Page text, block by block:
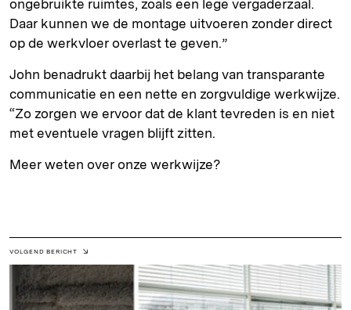
ongebruikte ruimtes, zoals een lege vergaderzaal.
Daar kunnen we de montage uitvoeren zonder direct
op de werkvloer overlast te geven.”
John benadrukt daarbij het belang van transparante
communicatie en een nette en zorgvuldige werkwijze.
“Zo zorgen we ervoor dat de klant tevreden is en niet
met eventuele vragen blijft zitten.
Meer weten over onze werkwijze?
VOLGEND BERICHT